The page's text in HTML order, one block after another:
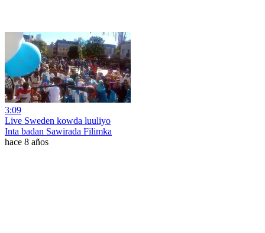
3:09
Live Sweden kowda luuliyo
Inta badan Sawirada Filimka
hace 8 años